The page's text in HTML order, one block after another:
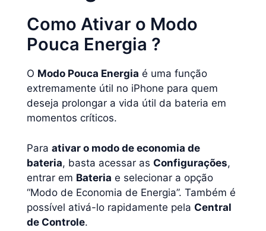
Como Ativar o Modo
Pouca Energia ?
O Modo Pouca Energia é uma função
extremamente útil no iPhone para quem
deseja prolongar a vida útil da bateria em
momentos críticos.
Para ativar o modo de economia de
bateria, basta acessar as Configurações,
entrar em Bateria e selecionar a opção
“Modo de Economia de Energia”. Também é
possível ativá-lo rapidamente pela Central
de Controle.